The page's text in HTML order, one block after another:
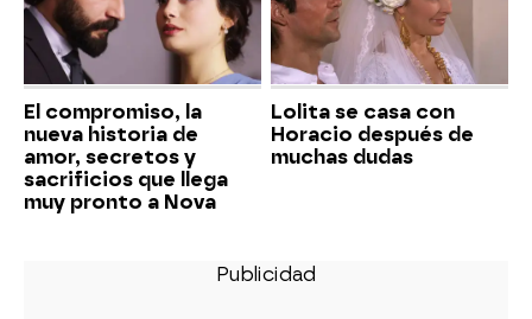
El compromiso, la
nueva historia de
amor, secretos y
sacrificios que llega
muy pronto a Nova
Lolita se casa con
Horacio después de
muchas dudas